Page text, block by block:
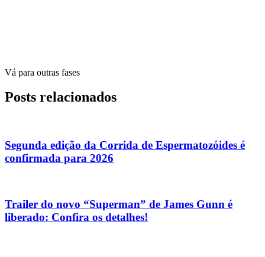
Vá para outras fases
Posts relacionados
Segunda edição da Corrida de Espermatozóides é
confirmada para 2026
Trailer do novo “Superman” de James Gunn é
liberado: Confira os detalhes!